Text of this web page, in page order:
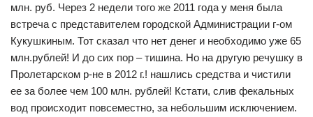
млн. руб. Через 2 недели того же 2011 года у меня была
встреча с представителем городской Администрации г-ом
Кукушкиным. Тот сказал что нет денег и необходимо уже 65
млн.рублей! И до сих пор – тишина. Но на другую речушку в
Пролетарском р-не в 2012 г.! нашлись средства и чистили
ее за более чем 100 млн. рублей! Кстати, слив фекальных
вод происходит повсеместно, за небольшим исключением.